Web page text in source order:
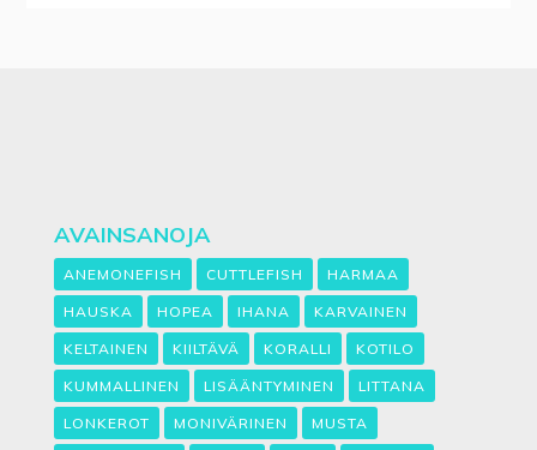
AVAINSANOJA
ANEMONEFISH CUTTLEFISH HARMAA
HAUSKA HOPEA IHANA KARVAINEN
KELTAINEN KIILTÄVÄ KORALLI KOTILO
KUMMALLINEN LISÄÄNTYMINEN LITTANA
LONKEROT MONIVÄRINEN MUSTA